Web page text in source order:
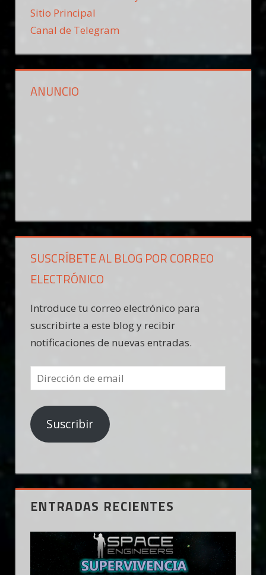
Sitio Principal
Canal de Telegram
ANUNCIO
SUSCRÍBETE AL BLOG POR CORREO
ELECTRÓNICO
Introduce tu correo electrónico para
suscribirte a este blog y recibir
notificaciones de nuevas entradas.
Dirección
de
email
Suscribir
ENTRADAS RECIENTES